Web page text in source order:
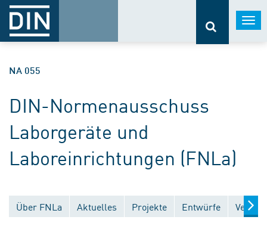
NA 055
DIN-Normenausschuss
Laborgeräte und
Laboreinrichtungen (FNLa)
Über FNLa Aktuelles Projekte Entwürfe